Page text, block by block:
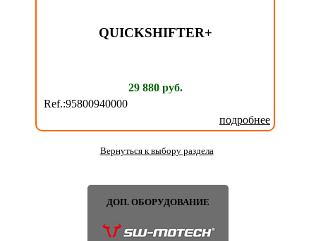
QUICKSHIFTER+
29 880 руб.
Ref.:95800940000
подробнее
Вернуться к выбору раздела
ДОП. ОБОРУДОВАНИЕ